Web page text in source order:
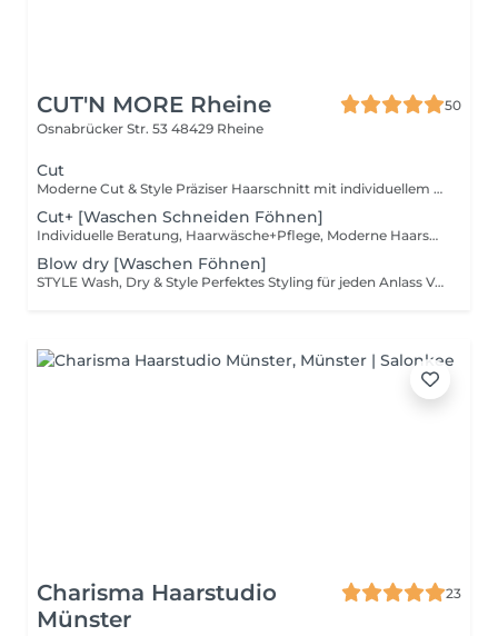
CUT'N MORE Rheine
50
Osnabrücker Str. 53 48429 Rheine
Cut
Moderne Cut & Style Präziser Haarschnitt mit individuellem Styling modern, typgerecht und mit den besten Produkten von Paul Mitchell.
Cut+ [Waschen Schneiden Föhnen]
Individuelle Beratung, Haarwäsche+Pflege, Moderne Haarschnitt und Styling
Blow dry [Waschen Föhnen]
STYLE Wash, Dry & Style Perfektes Styling für jeden Anlass Volumen, Glanz und Halt mit Paul Mitchell Finishing-
Charisma Haarstudio
Münster
23